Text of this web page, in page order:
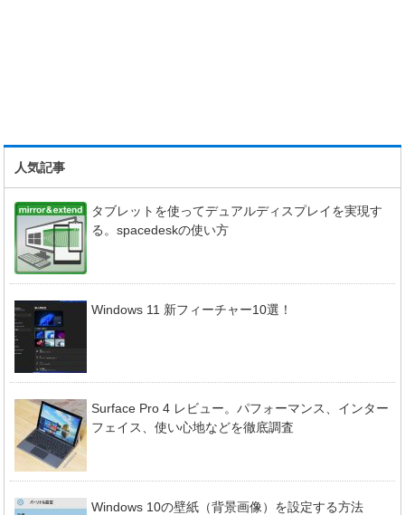
人気記事
タブレットを使ってデュアルディスプレイを実現す
る。spacedeskの使い方
Windows 11 新フィーチャー10選！
Surface Pro 4 レビュー。パフォーマンス、インター
フェイス、使い心地などを徹底調査
Windows 10の壁紙（背景画像）を設定する方法